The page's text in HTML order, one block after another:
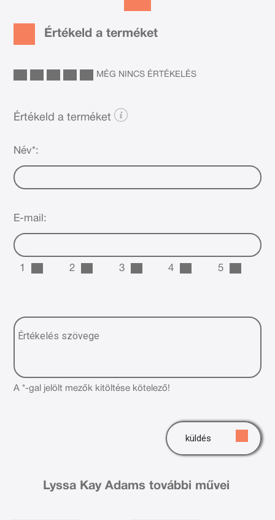
Értékeld a terméket
MÉG NINCS ÉRTÉKELÉS
Értékeld a terméket
Név*:
E-mail:
1 2 3 4 5
A *-gal jelölt mezők kitöltése kötelező!
küldés
Lyssa Kay Adams további művei